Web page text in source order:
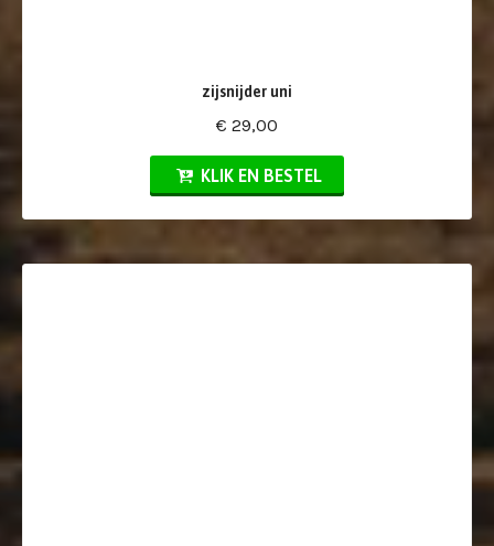
zijsnijder uni
€ 29,00
KLIK EN BESTEL